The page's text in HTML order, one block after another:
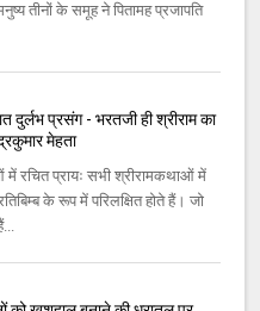
तीनों के समूह ने पितामह प्रजापति
दुर्लभ प्रसंग - भरतजी ही श्रीराम का
मेहता
में रचित प्रायः सभी श्रीरामकथाओं में
के रूप में परिलक्षित होते हैं। जो